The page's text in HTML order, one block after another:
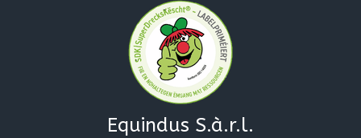
Equindus S.à.r.l.